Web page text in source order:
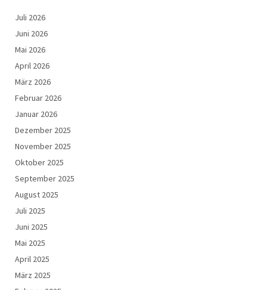
Juli 2026
Juni 2026
Mai 2026
April 2026
März 2026
Februar 2026
Januar 2026
Dezember 2025
November 2025
Oktober 2025
September 2025
August 2025
Juli 2025
Juni 2025
Mai 2025
April 2025
März 2025